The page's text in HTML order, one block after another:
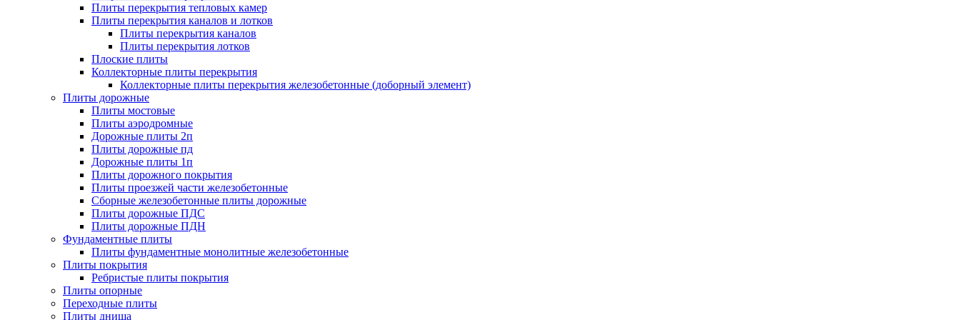
Плиты перекрытия тепловых камер
Плиты перекрытия каналов и лотков
Плиты перекрытия каналов
Плиты перекрытия лотков
Плоские плиты
Коллекторные плиты перекрытия
Коллекторные плиты перекрытия железобетонные (доборный элемент)
Плиты дорожные
Плиты мостовые
Плиты аэродромные
Дорожные плиты 2п
Плиты дорожные пд
Дорожные плиты 1п
Плиты дорожного покрытия
Плиты проезжей части железобетонные
Сборные железобетонные плиты дорожные
Плиты дорожные ПДС
Плиты дорожные ПДН
Фундаментные плиты
Плиты фундаментные монолитные железобетонные
Плиты покрытия
Ребристые плиты покрытия
Плиты опорные
Переходные плиты
Плиты днища